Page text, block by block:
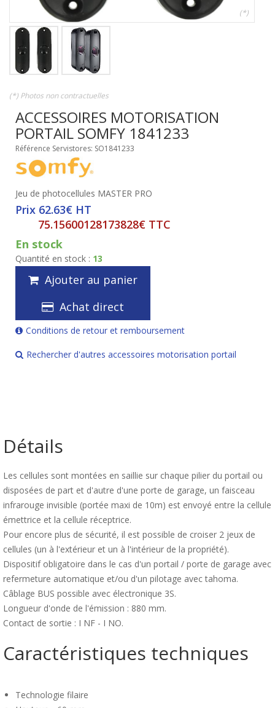
(*)
(*) Photos non contractuelles
ACCESSOIRES MOTORISATION
PORTAIL SOMFY 1841233
Référence Servistores: SO1841233
Jeu de photocellules MASTER PRO
Prix 62.63€ HT
75.15600128173828€ TTC
En stock
Quantité en stock : 13
Ajouter au panier
Achat direct
Conditions de retour et remboursement
Rechercher d'autres accessoires motorisation portail
Détails
Les cellules sont montées en saillie sur chaque pilier du portail ou
disposées de part et d'autre d'une porte de garage, un faisceau
infrarouge invisible (portée maxi de 10m) est envoyé entre la cellule
émettrice et la cellule réceptrice.
Pour encore plus de sécurité, il est possible de croiser 2 jeux de
cellules (un à l'extérieur et un à l'intérieur de la propriété).
Dispositif obligatoire dans le cas d'un portail / porte de garage avec
refermeture automatique et/ou d'un pilotage avec tahoma.
Câblage BUS possible avec électronique 3S.
Longueur d'onde de l'émission : 880 mm.
Contact de sortie : I NF - I NO.
Caractéristiques techniques
Technologie filaire